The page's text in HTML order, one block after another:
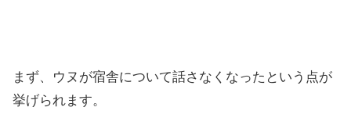
まず、ウヌが宿舎について話さなくなったという点が
挙げられます。